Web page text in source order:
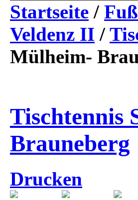
Startseite /
Veldenz II /
Mülheim-
Tischtennis
Brauneberg
Drucken